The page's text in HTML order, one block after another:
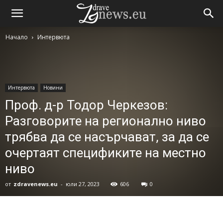
Начало Интервюта
Интервюта Новини
Проф. д-р Тодор Черкезов:
Разговорите на регионално ниво
трябва да се насърчават, за да се
очертаят спецификите на местно
ниво
от zdravenews.eu - юли 27, 2023 606 0